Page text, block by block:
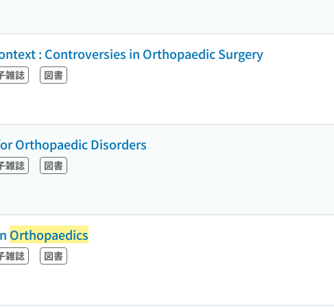
: Controversies in Orthopaedic Surgery
雑誌 図書
Orthopaedic Disorders
雑誌 図書
Orthopaedics
雑誌 図書